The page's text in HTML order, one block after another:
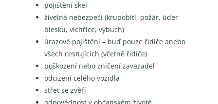
pojištění skel
živelná nebezpečí (krupobití, požár, úder
blesku, vichřice, výbuch)
úrazové pojištění – buď pouze řidiče anebo
všech cestujících (včetně řidiče)
poškození nebo zničení zavazadel
odcizení celého vozidla
střet se zvěří